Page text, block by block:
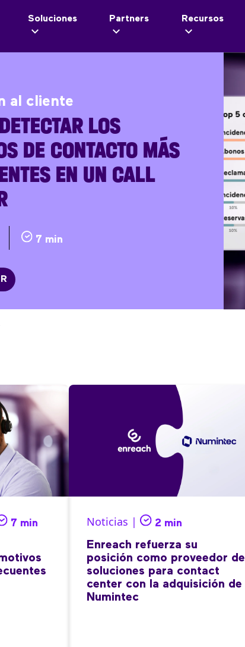
Soluciones Partners Recursos
al cliente
LOS
DE CONTACTO MÁS
EN UN CALL
7 min
7 min Noticias | 2 min
Enreach refuerza su
posición como proveedor de
soluciones para contact
center con la adquisición de
Numintec